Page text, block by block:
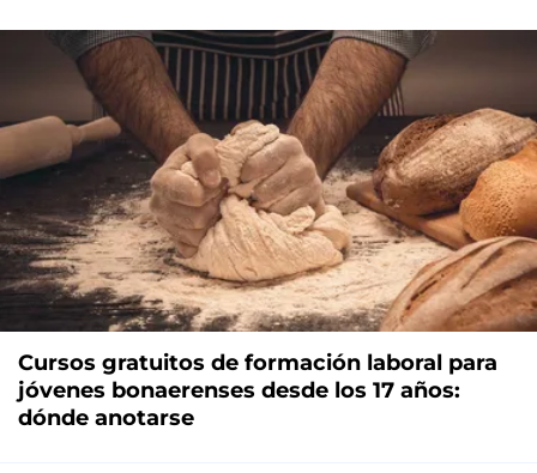
Cursos gratuitos de formación laboral para
jóvenes bonaerenses desde los 17 años:
dónde anotarse